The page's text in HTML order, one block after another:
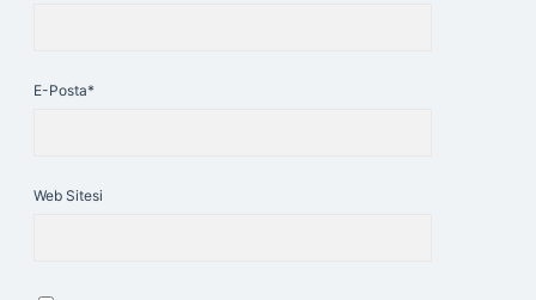
E-Posta*
Web Sitesi